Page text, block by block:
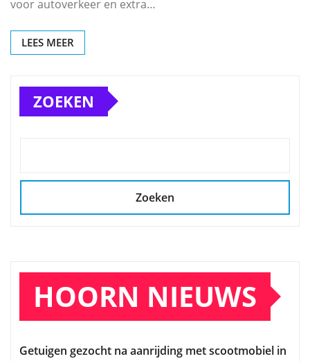
voor autoverkeer en extra…
LEES MEER
ZOEKEN
Zoeken
HOORN NIEUWS
Getuigen gezocht na aanrijding met scootmobiel in